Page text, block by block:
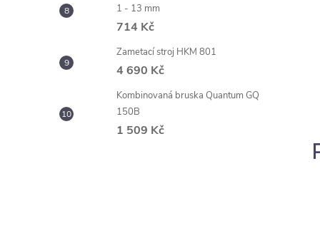
1 - 13 mm
714 Kč
Zametací stroj HKM 801
4 690 Kč
Kombinovaná bruska Quantum GQ
150B
1 509 Kč